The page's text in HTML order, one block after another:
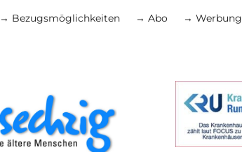
→ Bezugsmöglichkeiten → Abo → Werbung